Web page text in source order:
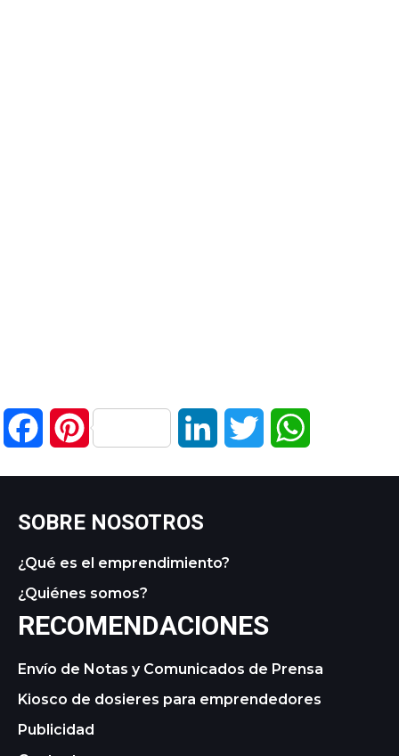
FacebookPinterest LinkedIn Twitter
SOBRE NOSOTROS
¿Qué es el emprendimiento?
¿Quiénes somos?
RECOMENDACIONES
Envío de Notas y Comunicados de Prensa
Kiosco de dosieres para emprendedores
Publicidad